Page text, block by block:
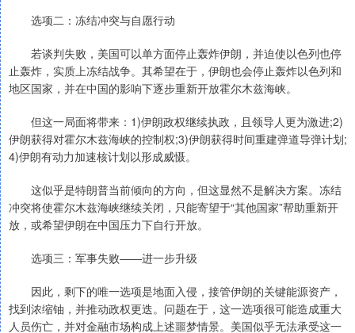
选项二：冻结冲突与自愿行动
若谈判失败，美国可以单方面停止轰炸伊朗，并迫使以色列也停
止轰炸，实质上冻结战争。其希望在于，伊朗也会停止轰炸以色列和
地区国家，并在中国的影响下逐步重新开放霍尔木兹海峡。
但这一局面将带来：1)伊朗政权继续执政，且领导人更为激进;2)
伊朗获得对霍尔木兹海峡的控制权;3)伊朗获得时间重建弹道导弹计划;
4)伊朗有动力加速核计划以形成威慑。
这似乎是特朗普当前倾向的方向，但这显然不是解决方案。冻结
冲突将使霍尔木兹海峡继续关闭，只能寄望于“其他国家”帮助重新开
放，或希望伊朗在中国压力下自行开放。
选项三：军事失败——进一步升级
因此，剩下的唯一选项是地面入侵，接管伊朗的关键能源资产，
找到浓缩铀，并推动政权更迭。问题在于，这一选项很可能造成重大
人员伤亡，并对金融市场构成上述噩梦情景。美国似乎无法承受这一